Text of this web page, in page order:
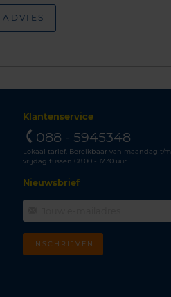
Klantenservice
088 - 5945348
Lokaal tarief. Bereikbaar van maandag t/m
vrijdag tussen 08.00 - 17.30 uur.
Nieuwsbrief
INSCHRIJVEN